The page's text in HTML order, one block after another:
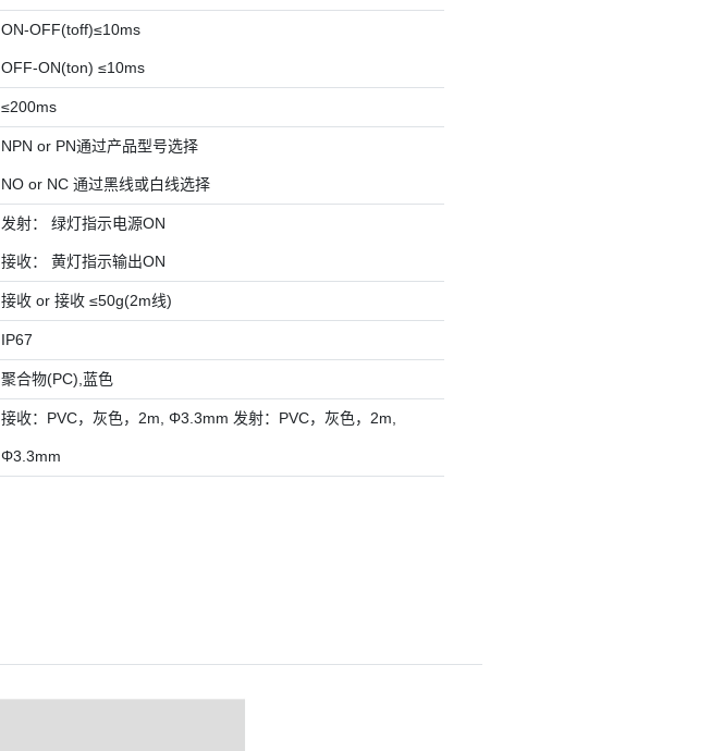
ON-OFF(toff)≤10ms
OFF-ON(ton) ≤10ms
≤200ms
NPN or PN通过产品型号选择
NO or NC 通过黑线或白线选择
发射： 绿灯指示电源ON
接收： 黄灯指示输出ON
接收 or 接收 ≤50g(2m线)
IP67
聚合物(PC),蓝色
接收：PVC，灰色，2m, Φ3.3mm 发射：PVC，灰色，2m,
Φ3.3mm